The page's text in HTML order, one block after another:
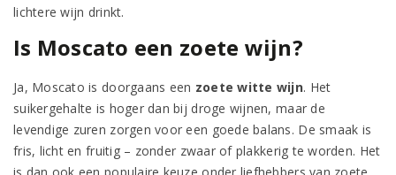
lichtere wijn drinkt.
Is Moscato een zoete wijn?
Ja, Moscato is doorgaans een zoete witte wijn. Het
suikergehalte is hoger dan bij droge wijnen, maar de
levendige zuren zorgen voor een goede balans. De smaak is
fris, licht en fruitig – zonder zwaar of plakkerig te worden. Het